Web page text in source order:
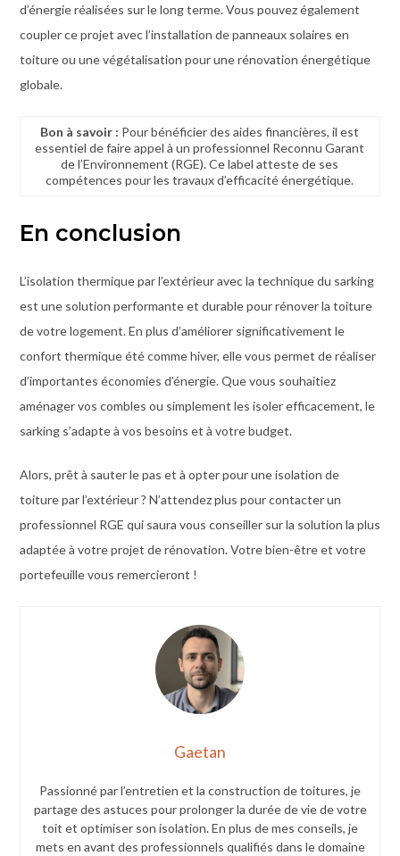
d’énergie réalisées sur le long terme. Vous pouvez également
coupler ce projet avec l’installation de panneaux solaires en
toiture ou une végétalisation pour une rénovation énergétique
globale.
Bon à savoir : Pour bénéficier des aides financières, il est
essentiel de faire appel à un professionnel Reconnu Garant
de l’Environnement (RGE). Ce label atteste de ses
compétences pour les travaux d’efficacité énergétique.
En conclusion
L’isolation thermique par l’extérieur avec la technique du sarking
est une solution performante et durable pour rénover la toiture
de votre logement. En plus d’améliorer significativement le
confort thermique été comme hiver, elle vous permet de réaliser
d’importantes économies d’énergie. Que vous souhaitiez
aménager vos combles ou simplement les isoler efficacement, le
sarking s’adapte à vos besoins et à votre budget.
Alors, prêt à sauter le pas et à opter pour une isolation de
toiture par l’extérieur ? N’attendez plus pour contacter un
professionnel RGE qui saura vous conseiller sur la solution la plus
adaptée à votre projet de rénovation. Votre bien-être et votre
portefeuille vous remercieront !
Gaetan
Passionné par l’entretien et la construction de toitures, je
partage des astuces pour prolonger la durée de vie de votre
toit et optimiser son isolation. En plus de mes conseils, je
mets en avant des professionnels qualifiés dans le domaine